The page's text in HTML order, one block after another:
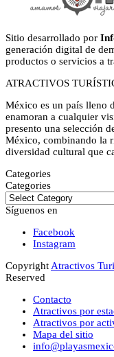
Sitio desarrollado por
generación digital de
productos o servicios a
ATRACTIVOS
México es un país lleno
enamoran a cualquier
presento una selección
México, combinando la
diversidad cultural que
Categories
Categories
Síguenos en
Facebook
Instagram
CopyrightAtractivos
Reserved
Contacto
Atractivos por
Atractivos por
Mapa del sitio